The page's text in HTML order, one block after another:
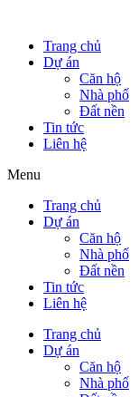
Trang chủ
Dự án
Căn hộ
Nhà phố
Đất nền
Tin tức
Liên hệ
Menu
Trang chủ
Dự án
Căn hộ
Nhà phố
Đất nền
Tin tức
Liên hệ
Trang chủ
Dự án
Căn hộ
Nhà phố